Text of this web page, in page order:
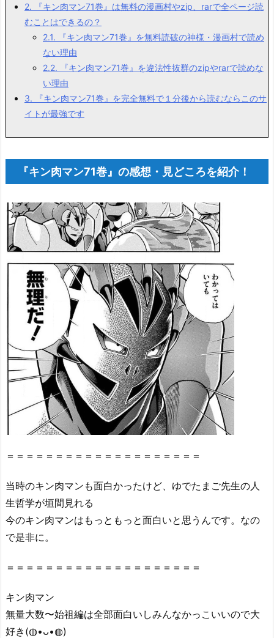
2. 『キン肉マン71巻』は無料の漫画村やzip、rarで全ページ読
むことはできるの？
2.1. 『キン肉マン71巻』を無料読破の神様・漫画村で読め
ない理由
2.2. 『キン肉マン71巻』を違法性抜群のzipやrarで読めな
い理由
3. 『キン肉マン71巻』を完全無料で１分後から読むならこのサ
イトが最強です
『キン肉マン71巻』の感想・見どころを紹介！
＝＝＝＝＝＝＝＝＝＝＝＝＝＝＝＝＝＝＝＝
当時のキン肉マンも面白かったけど、ゆでたまご先生の人
生哲学が垣間見れる
今のキン肉マンはもっともっと面白いと思うんです。なの
で是非に。
＝＝＝＝＝＝＝＝＝＝＝＝＝＝＝＝＝＝＝＝
キン肉マン
無量大数〜始祖編は全部面白いしみんなかっこいいので大
好き(◍•ᴗ•◍)